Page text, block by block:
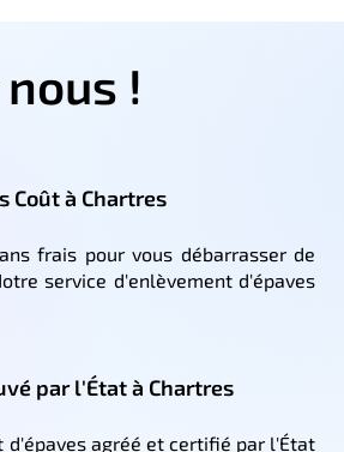
!
Coût à Chartres
frais pour vous débarrasser de
service d'enlèvement d'épaves
par l'État à Chartres
d'épaves agréé et certifié par l'État